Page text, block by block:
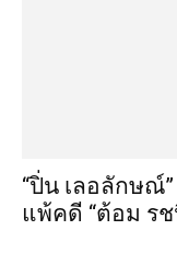
“ปิ่น เลอลักษณ์
แพ้คดี “ต้อม ร